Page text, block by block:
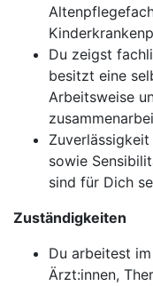
Du zeigst
besitzt eine
Arbeitsweise
sowie
sind für Dich
Zuständigkeiten
Du arbeitest
Ärzt:innen,